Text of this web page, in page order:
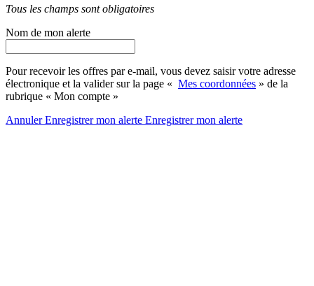
Tous les champs sont obligatoires
Nom de mon alerte
Pour recevoir les offres par e-mail, vous devez saisir votre adresse
électronique et la valider sur la page « Mes coordonnées » de la
rubrique « Mon compte »
AnnulerEnregistrer mon alerte Enregistrermon alerte